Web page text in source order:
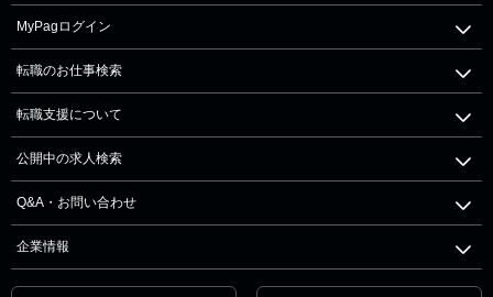
MyPagログイン
転職のお仕事検索
転職支援について
公開中の求人検索
Q&A・お問い合わせ
企業情報